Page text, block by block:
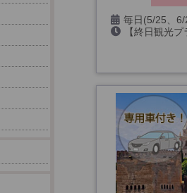
毎日(5/25、6/
12/6・8・24・
【終日観光